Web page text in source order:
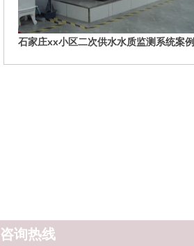
石家庄xx小区二次供水水质监测系统案例
咨询热线